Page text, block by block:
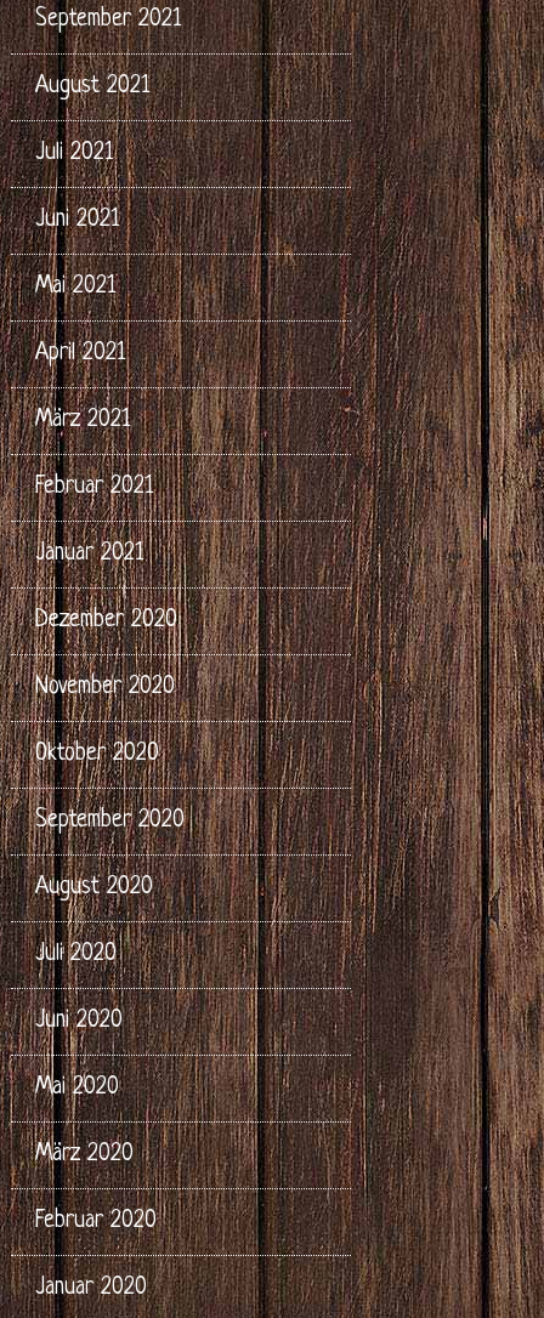
September 2021
August 2021
Juli 2021
Juni 2021
Mai 2021
April 2021
März 2021
Februar 2021
Januar 2021
Dezember 2020
November 2020
Oktober 2020
September 2020
August 2020
Juli 2020
Juni 2020
Mai 2020
März 2020
Februar 2020
Januar 2020